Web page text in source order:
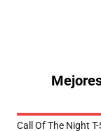
Call Of The Night